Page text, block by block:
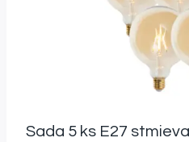
Sada 5 ks E27